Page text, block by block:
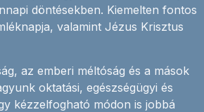
döntésekben. Kiemelten fontos
valamint Jézus Krisztus
az emberi méltóság és a mások
oktatási, egészségügyi és
kézzelfogható módon is jobbá